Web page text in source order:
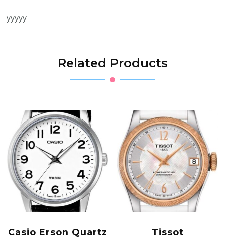
yyyyy
Related Products
Casio Erson Quartz
Tissot